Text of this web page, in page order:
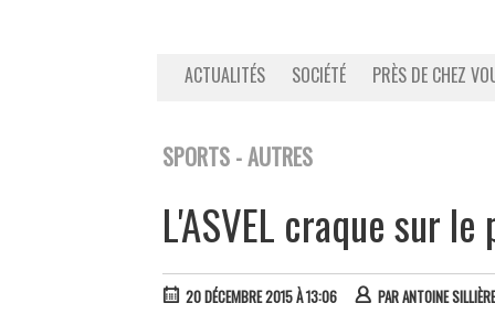
ACTUALITÉS SOCIÉTÉ PRÈS DE CHEZ
SPORTS - AUTRES
L'ASVEL craque sur
20 DÉCEMBRE 2015 À 13:06 PARANTOINE